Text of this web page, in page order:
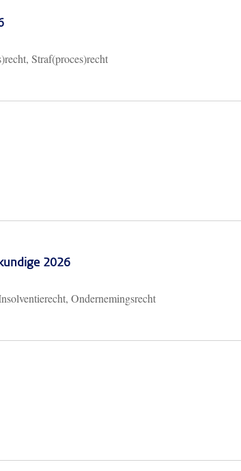
Straf(proces)recht
2026
Ondernemingsrecht